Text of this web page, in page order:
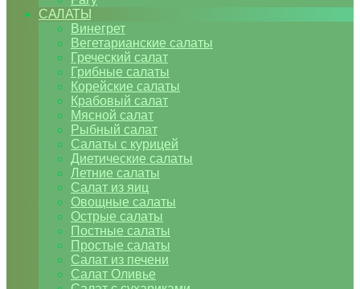
САЛАТЫ
Винегрет
Вегетарианские салаты
Греческий салат
Грибные салаты
Корейские салаты
Крабовый салат
Мясной салат
Рыбный салат
Салаты с курицей
Диетические салаты
Летние салаты
Салат из яиц
Овощные салаты
Острые салаты
Постные салаты
Простые салаты
Салат из печени
Салат Оливье